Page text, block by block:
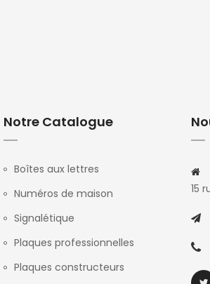
Notre Catalogue
Boîtes aux lettres
Numéros de maison
Signalétique
Plaques professionnelles
Plaques constructeurs
15